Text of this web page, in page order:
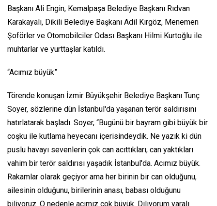
Başkanı Ali Engin, Kemalpaşa Belediye Başkanı Rıdvan
Karakayalı, Dikili Belediye Başkanı Adil Kırgöz, Menemen
Şoförler ve Otomobilciler Odası Başkanı Hilmi Kurtoğlu ile
muhtarlar ve yurttaşlar katıldı.
“Acımız büyük”
Törende konuşan İzmir Büyükşehir Belediye Başkanı Tunç
Soyer, sözlerine dün İstanbul'da yaşanan terör saldırısını
hatırlatarak başladı. Soyer, “Bugünü bir bayram gibi büyük bir
coşku ile kutlama heyecanı içerisindeydik. Ne yazık ki dün
puslu havayı sevenlerin çok can acıttıkları, can yaktıkları
vahim bir terör saldırısı yaşadık İstanbul'da. Acımız büyük.
Rakamlar olarak geçiyor ama her birinin bir can olduğunu,
ailesinin olduğunu, birilerinin anası, babası olduğunu
biliyoruz. O nedenle acımız çok büyük. Diliyorum yaralı